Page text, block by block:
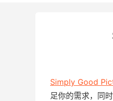
Simply Good
足你的需求，同